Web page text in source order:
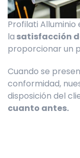
Profilati
la satisfacción
proporcionar un
Cuando se
conformidad,
disposición del
cuanto antes.